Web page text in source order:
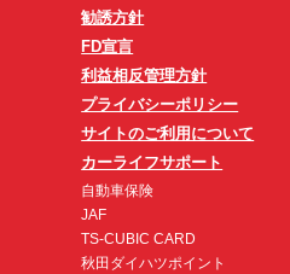
勧誘方針
FD宣言
利益相反管理方針
プライバシーポリシー
サイトのご利用について
カーライフサポート
自動車保険
JAF
TS-CUBIC CARD
秋田ダイハツポイント